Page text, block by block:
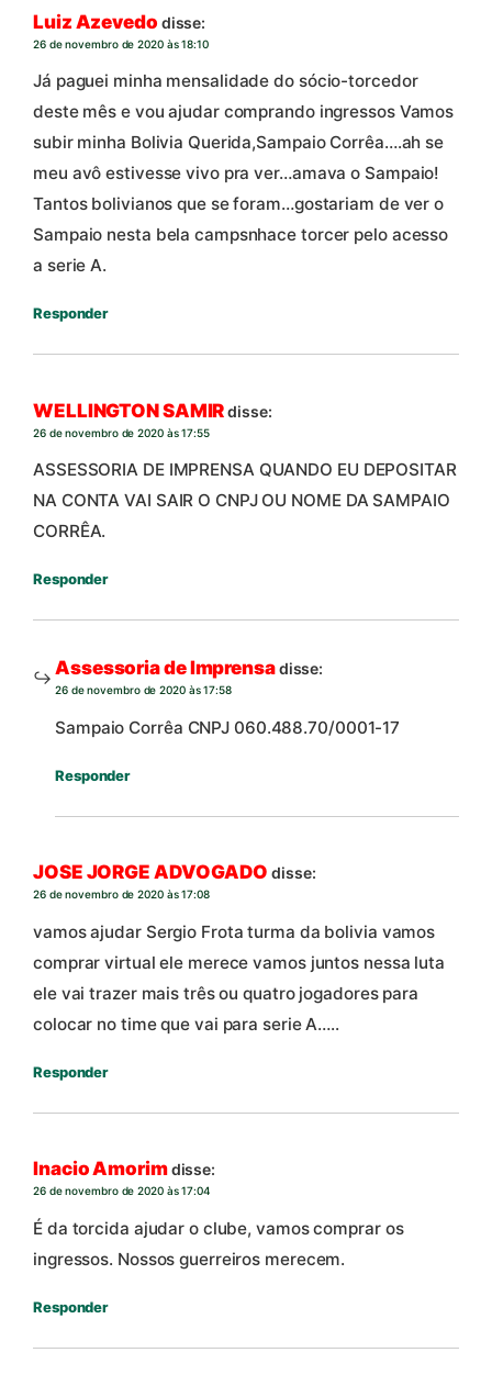
Luiz Azevedo disse:
26 de novembro de 2020 às 18:10
Já paguei minha mensalidade do sócio-torcedor
deste mês e vou ajudar comprando ingressos Vamos
subir minha Bolivia Querida,Sampaio Corrêa….ah se
meu avô estivesse vivo pra ver…amava o Sampaio!
Tantos bolivianos que se foram…gostariam de ver o
Sampaio nesta bela campsnhace torcer pelo acesso
a serie A.
Responder
WELLINGTON SAMIRdisse:
26 de novembro de 2020 às 17:55
ASSESSORIA DE IMPRENSA QUANDO EU DEPOSITAR
NA CONTA VAI SAIR O CNPJ OU NOME DA SAMPAIO
CORRÊA.
Responder
Assessoria de Imprensadisse:
26 de novembro de 2020 às 17:58
Sampaio Corrêa CNPJ 060.488.70/0001-17
Responder
JOSE JORGE ADVOGADO disse:
26 de novembro de 2020 às 17:08
vamos ajudar Sergio Frota turma da bolivia vamos
comprar virtual ele merece vamos juntos nessa luta
ele vai trazer mais três ou quatro jogadores para
colocar no time que vai para serie A…..
Responder
Inacio Amorimdisse:
26 de novembro de 2020 às 17:04
É da torcida ajudar o clube, vamos comprar os
ingressos. Nossos guerreiros merecem.
Responder